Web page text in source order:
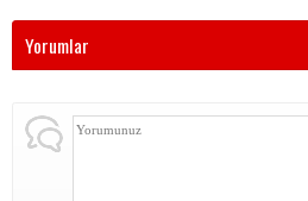
Yorumlar